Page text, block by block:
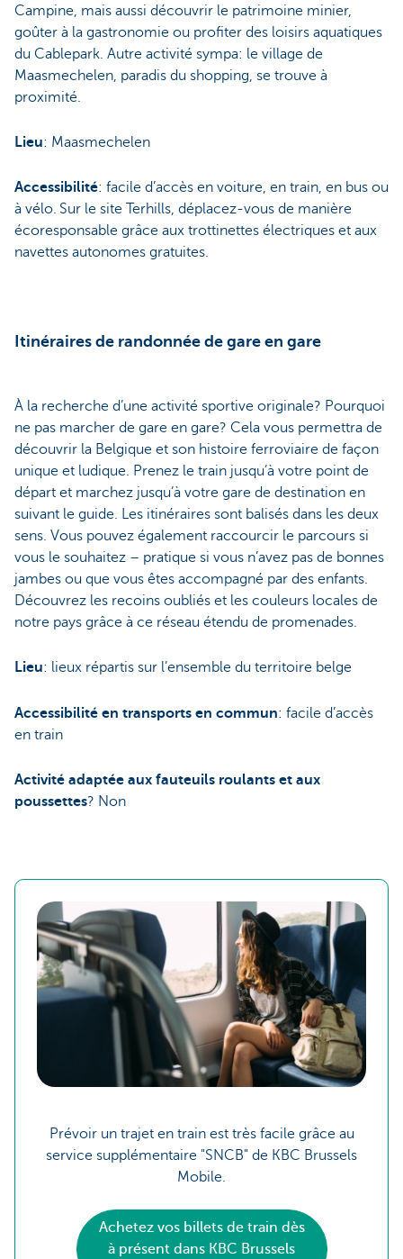
Campine, mais aussi découvrir le patrimoine minier,
goûter à la gastronomie ou profiter des loisirs aquatiques
du Cablepark. Autre activité sympa: le village de
Maasmechelen, paradis du shopping, se trouve à
proximité.
Lieu: Maasmechelen
Accessibilité: facile d’accès en voiture, en train, en bus ou
à vélo. Sur le site Terhills, déplacez-vous de manière
écoresponsable grâce aux trottinettes électriques et aux
navettes autonomes gratuites.
Itinéraires de randonnée de gare en gare
À la recherche d’une activité sportive originale? Pourquoi
ne pas marcher de gare en gare? Cela vous permettra de
découvrir la Belgique et son histoire ferroviaire de façon
unique et ludique. Prenez le train jusqu’à votre point de
départ et marchez jusqu’à votre gare de destination en
suivant le guide. Les itinéraires sont balisés dans les deux
sens. Vous pouvez également raccourcir le parcours si
vous le souhaitez – pratique si vous n’avez pas de bonnes
jambes ou que vous êtes accompagné par des enfants.
Découvrez les recoins oubliés et les couleurs locales de
notre pays grâce à ce réseau étendu de promenades.
Lieu: lieux répartis sur l’ensemble du territoire belge
Accessibilité en transports en commun: facile d’accès
en train
Activité adaptée aux fauteuils roulants et aux
poussettes? Non
Prévoir un trajet en train est très facile grâce au
service supplémentaire "SNCB" de KBC Brussels
Mobile.
Achetez vos billets de train dès
à présent dans KBC Brussels